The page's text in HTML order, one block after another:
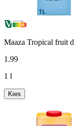
Maaza Tropical fruit
1 .99
1 l
Kies